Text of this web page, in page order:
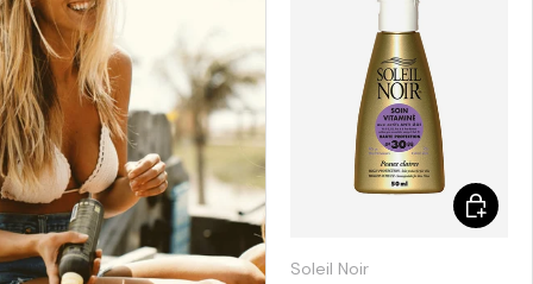
Soleil Noir
Elegir